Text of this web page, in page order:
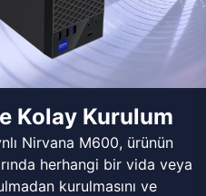
Kolay Kurulum
Nirvana M600, ürünün
herhangi bir vida veya
kurulmasını ve